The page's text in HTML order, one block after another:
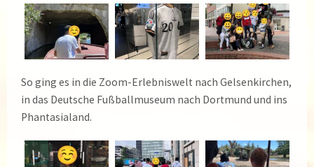
So ging es in die Zoom-Erlebniswelt nach Gelsenkirchen,
in das Deutsche Fußballmuseum nach Dortmund und ins
Phantasialand.